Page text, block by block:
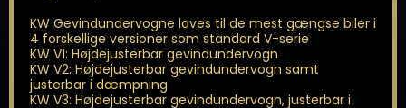
KW Gevindundervogne laves til de mest gængse biler i
4 forskellige versioner som standard V-serie
KW V1: Højdejusterbar gevindundervogn
KW V2: Højdejusterbar gevindundervogn samt
justerbar i dæmpning
KW V3: Højdejusterbar gevindundervogn, justerbar i